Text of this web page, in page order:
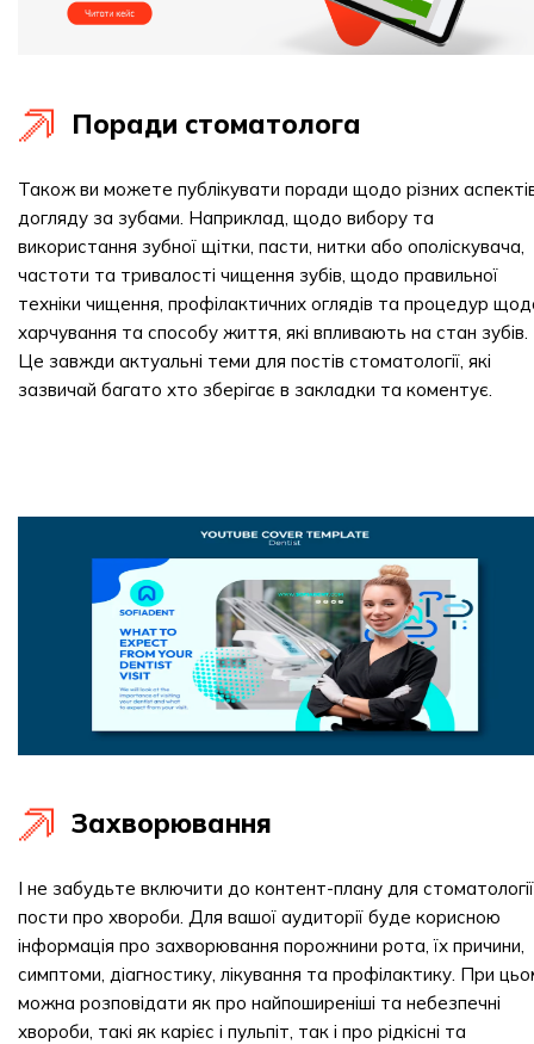
Поради стоматолога
Також ви можете публікувати поради щодо різних
догляду за зубами. Наприклад, щодо вибору та
використання зубної щітки, пасти, нитки або ополіскувача,
частоти та тривалості чищення зубів, щодо правильної
техніки чищення, профілактичних оглядів та процедур
харчування та способу життя, які впливають на стан зубів.
Це завжди актуальні теми для постів стоматології, які
зазвичай багато хто зберігає в закладки та коментує.
Захворювання
І не забудьте включити до контент-плану для стоматології
пости про хвороби. Для вашої аудиторії буде корисною
інформація про захворювання порожнини рота, їх причини,
симптоми, діагностику, лікування та профілактику. При
можна розповідати як про найпоширеніші та небезпечні
хвороби, такі як карієс і пульпіт, так і про рідкісні та